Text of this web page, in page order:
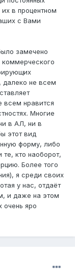
в процентном
с Вами
замечено
далеко не всем
нравится
Многие
в АЛ, ни в
этот вид
форму, либо
кто наоборот,
Более того
я среди своих
у нас, отдаёт
и даже на этом
очень яро